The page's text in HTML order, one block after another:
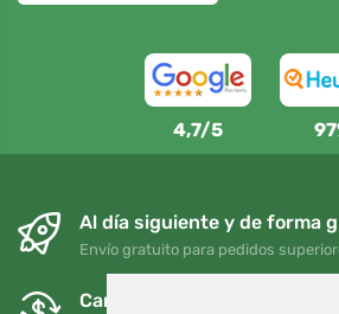
4,7/5
Al día siguiente y de forma
Envío gratuito para pedidos
Cambios y devoluciones